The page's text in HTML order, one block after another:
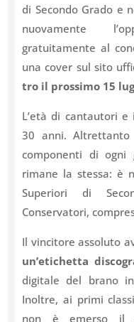
di Secondo Grado e
nuovamente
gratuitamente al
una cover sul sito
tro il prossimo 15
L’età di cantautori
30 anni. Altrettanto
componenti di ogni
rimane la stessa: è
Superiori di
Conservatori,
Il vincitore assoluto
un’etichetta
digitale del brano
Inoltre, ai primi
non è emerso il